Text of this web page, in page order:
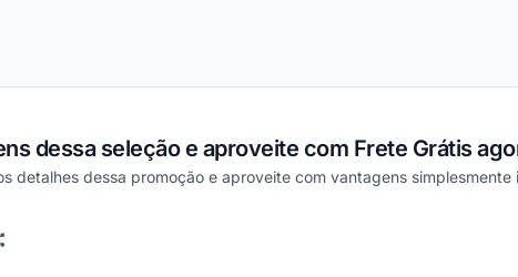
dessa seleção e aproveite com Frete Grátis
detalhes dessa promoção e aproveite com vantagens simplesmente
não funcionou